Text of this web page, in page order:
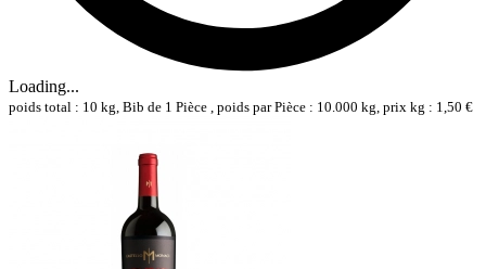
Loading...
poids total : 10 kg, Bib de 1 Pièce , poids par Pièce : 10.000 kg, prix kg : 1,50 €